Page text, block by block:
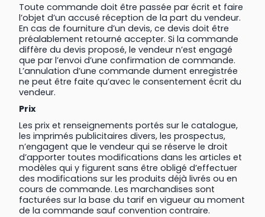
Toute commande doit être passée par écrit et faire
l’objet d’un accusé réception de la part du vendeur.
En cas de fourniture d’un devis, ce devis doit être
préalablement retourné accepter. Si la commande
diffère du devis proposé, le vendeur n’est engagé
que par l’envoi d’une confirmation de commande.
L’annulation d’une commande dument enregistrée
ne peut être faite qu’avec le consentement écrit du
vendeur.
Prix
Les prix et renseignements portés sur le catalogue,
les imprimés publicitaires divers, les prospectus,
n’engagent que le vendeur qui se réserve le droit
d’apporter toutes modifications dans les articles et
modèles qui y figurent sans être obligé d’effectuer
des modifications sur les produits déjà livrés ou en
cours de commande. Les marchandises sont
facturées sur la base du tarif en vigueur au moment
de la commande sauf convention contraire.